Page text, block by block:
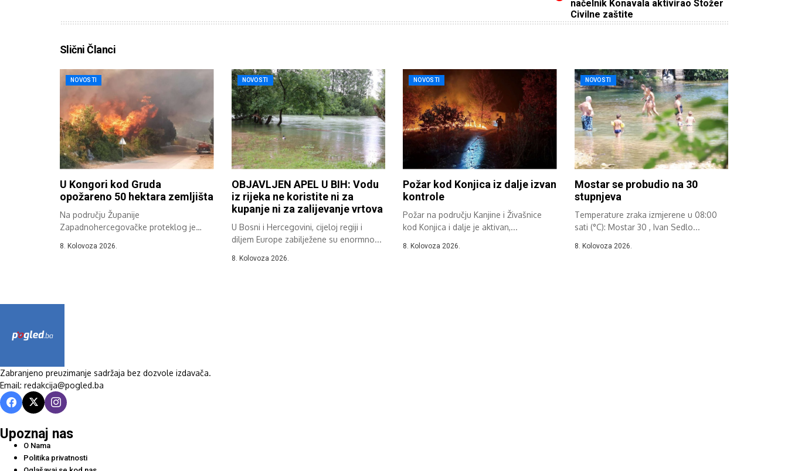
načelnik Konavala aktivirao Stožer
Civilne zaštite
Slični Članci
NOVOSTI
U Kongori kod Gruda
opožareno 50 hektara zemljišta
Na području Županije
Zapadnohercegovačke proteklog je
otvorenom,...
8. Kolovoza 2026.
NOVOSTI
OBJAVLJEN APEL U BIH: Vodu
iz rijeka ne koristite ni za
kupanje ni za zalijevanje vrtova
U Bosni i Hercegovini, cijeloj regiji i
diljem Europe zabilježene su enormno...
8. Kolovoza 2026.
NOVOSTI
Požar kod Konjica iz dalje izvan
kontrole
Požar na području Kanjine i Živašnice
kod Konjica i dalje je aktivan,...
8. Kolovoza 2026.
NOVOSTI
Mostar se probudio na 30
stupnjeva
Temperature zraka izmjerene u 08:00
sati (°C): Mostar 30 , Ivan Sedlo...
8. Kolovoza 2026.
Zabranjeno preuzimanje sadržaja bez dozvole izdavača.
Email: redakcija@pogled.ba
Upoznaj nas
O Nama
Politika privatnosti